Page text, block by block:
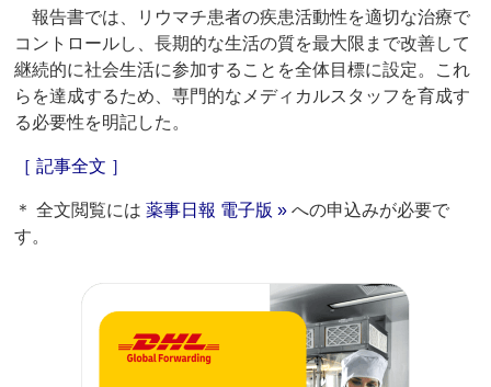
報告書では、リウマチ患者の疾患活動性を適切な治療で
コントロールし、長期的な生活の質を最大限まで改善して
継続的に社会生活に参加することを全体目標に設定。これ
らを達成するため、専門的なメディカルスタッフを育成す
る必要性を明記した。
［ 記事全文 ］
＊ 全文閲覧には薬事日報 電子版 » への申込みが必要で
す。